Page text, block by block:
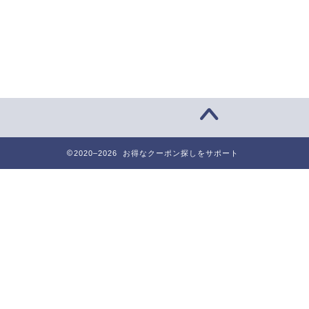
2020–2026 お得なクーポン探しをサポート